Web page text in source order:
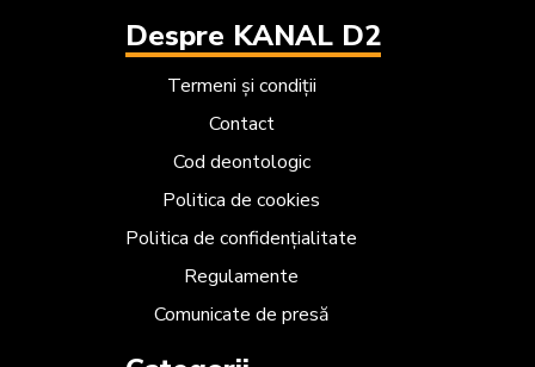
Despre KANAL D2
Termeni și condiții
Contact
Cod deontologic
Politica de cookies
Politica de confidențialitate
Regulamente
Comunicate de presă